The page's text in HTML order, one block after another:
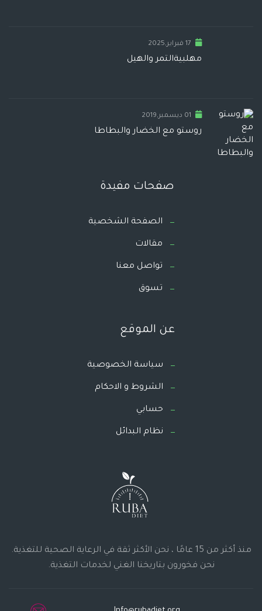
17 فبراير,2025
مهلبيةالتمر والهيل
01 ديسمبر,2019
روستو مع الخضار والبطاطا
صفحات مفيدة
الصفحة الشخصية
مقالات
تواصل معنا
تسوق
عن الموقع
سياسة الخصوصية
الشروط و الاحكام
حسابي
نظام البدائل
منذ أكثر من 15 عامًا ، نحن الأكثر ثقة في الرعاية الصحية للتغذية.
نحن فخورون بتاريخنا الغني لخدمات التغذية.